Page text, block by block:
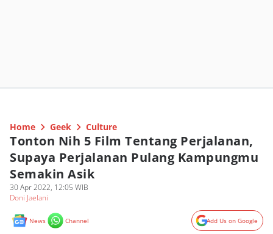
Home Geek Culture
Tonton Nih 5 Film Tentang Perjalanan,
Supaya Perjalanan Pulang Kampungmu
Semakin Asik
30 Apr 2022, 12:05 WIB
Doni Jaelani
News Channel Add Us on Google